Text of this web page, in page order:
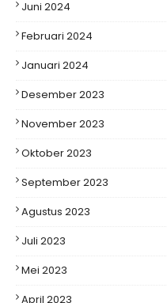
Juni 2024
Februari 2024
Januari 2024
Desember 2023
November 2023
Oktober 2023
September 2023
Agustus 2023
Juli 2023
Mei 2023
April 2023